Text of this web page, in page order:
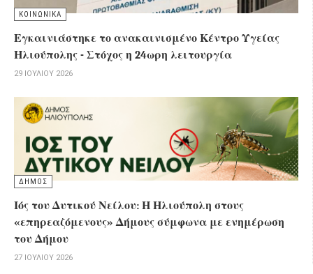
ΚΟΙΝΩΝΙΚΑ
Εγκαινιάστηκε το ανακαινισμένο Κέντρο Υγείας
Ηλιούπολης - Στόχος η 24ωρη λειτουργία
29 ΙΟΥΛΊΟΥ 2026
ΔΗΜΟΣ
Ιός του Δυτικού Νείλου: Η Ηλιούπολη στους
«επηρεαζόμενους» Δήμους σύμφωνα με ενημέρωση
του Δήμου
27 ΙΟΥΛΊΟΥ 2026